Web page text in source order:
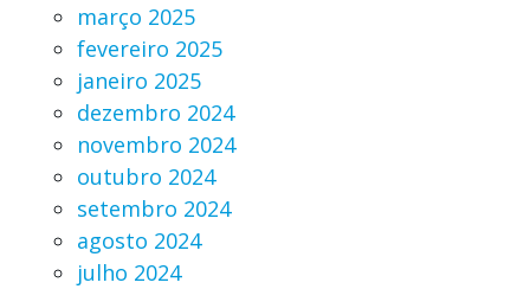
março 2025
fevereiro 2025
janeiro 2025
dezembro 2024
novembro 2024
outubro 2024
setembro 2024
agosto 2024
julho 2024